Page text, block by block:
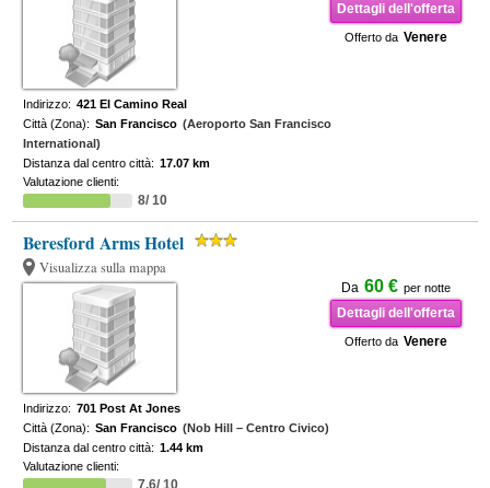
Dettagli dell'offerta
Offerto da Venere
Indirizzo: 421 El Camino Real
Città (Zona): San Francisco (Aeroporto San Francisco
International)
Distanza dal centro città: 17.07 km
Valutazione clienti:
8/ 10
Beresford Arms Hotel
Visualizza sulla mappa
Da 60 € per notte
Dettagli dell'offerta
Offerto da Venere
Indirizzo: 701 Post At Jones
Città (Zona): San Francisco (Nob Hill – Centro Civico)
Distanza dal centro città: 1.44 km
Valutazione clienti:
7.6/ 10